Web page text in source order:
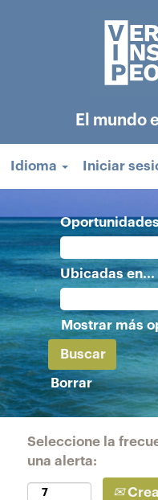
El mundo
Idioma Iniciar
Ubicadas en...
Mostrar más
Borrar
Seleccione la
una alerta: